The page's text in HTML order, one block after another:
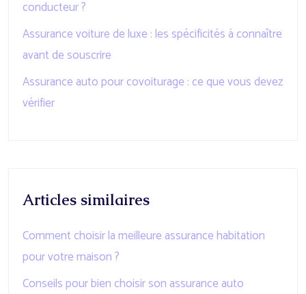
conducteur ?
Assurance voiture de luxe : les spécificités à connaître
avant de souscrire
Assurance auto pour covoiturage : ce que vous devez
vérifier
Articles similaires
Comment choisir la meilleure assurance habitation
pour votre maison ?
Conseils pour bien choisir son assurance auto